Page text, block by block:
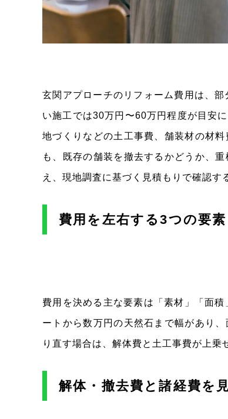
玄関アプローチのリフォーム費用は、
い施工では30万円〜60万円程度が目安
地づくりなどの土工事費、舗装材の材
も、既存の舗装を撤去するかどうか、
え、現地調査に基づく見積もりで確認す
費用を左右する3つの要素
費用を決める主な要素は「素材」「面
ートから数万円の天然石まで幅があり
り直す場合は、解体費と土工事費が上乗
解体・撤去費と諸経費を